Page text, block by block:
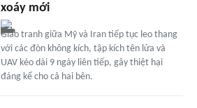
xoáy mới
Giao tranh giữa Mỹ và Iran tiếp tục leo thang
với các đòn không kích, tập kích tên lửa và
UAV kéo dài 9 ngày liên tiếp, gây thiệt hại
đáng kể cho cả hai bên.